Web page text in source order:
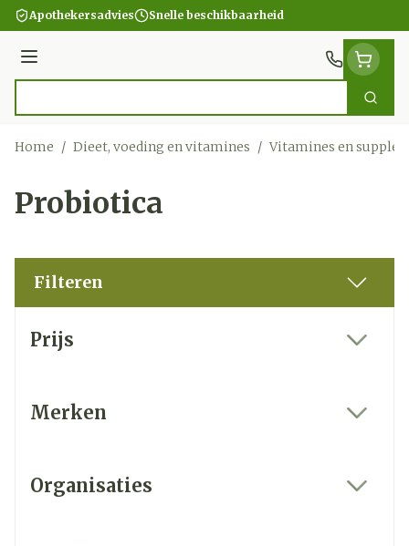
Ga naar de inhoud
Apothekersadvies Snelle beschikbaarheid
Menu
Zoek
Home / Dieet, voeding en vitamines / Vitamines en
Probiotica
Filteren
Prijs
Merken
Organisaties